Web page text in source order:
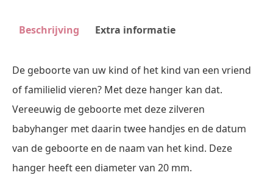
Beschrijving Extra informatie
De geboorte van uw kind of het kind van een vriend
of familielid vieren? Met deze hanger kan dat.
Vereeuwig de geboorte met deze zilveren
babyhanger met daarin twee handjes en de datum
van de geboorte en de naam van het kind. Deze
hanger heeft een diameter van 20 mm.